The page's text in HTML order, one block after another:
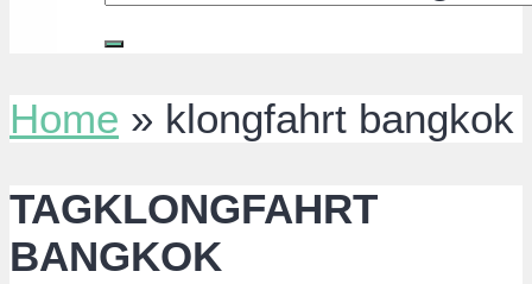
Home » klongfahrt bangkok
TAGKLONGFAHRT
BANGKOK